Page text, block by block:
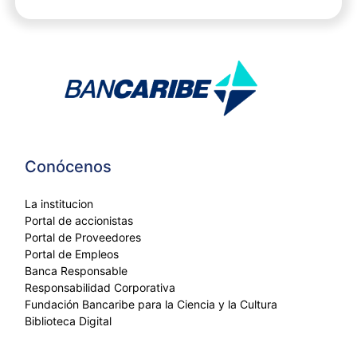
Conócenos
La institucion
Portal de accionistas
Portal de Proveedores
Portal de Empleos
Banca Responsable
Responsabilidad Corporativa
Fundación Bancaribe para la Ciencia y la Cultura
Biblioteca Digital